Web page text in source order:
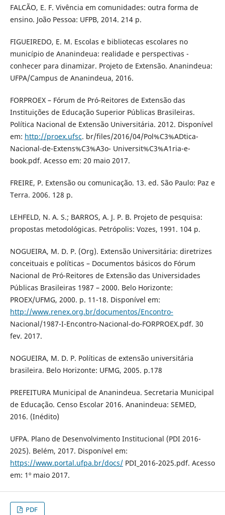
FALCÃO, E. F. Vivência em comunidades: outra forma de
ensino. João Pessoa: UFPB, 2014. 214 p.
FIGUEIREDO, E. M. Escolas e bibliotecas escolares no
município de Ananindeua: realidade e perspectivas -
conhecer para dinamizar. Projeto de Extensão. Ananindeua:
UFPA/Campus de Ananindeua, 2016.
FORPROEX – Fórum de Pró-Reitores de Extensão das
Instituições de Educação Superior Públicas Brasileiras.
Política Nacional de Extensão Universitária. 2012. Disponível
em: http://proex.ufsc. br/files/2016/04/Pol%C3%ADtica-
Nacional-de-Extens%C3%A3o- Universit%C3%A1ria-e-
book.pdf. Acesso em: 20 maio 2017.
FREIRE, P. Extensão ou comunicação. 13. ed. São Paulo: Paz e
Terra. 2006. 128 p.
LEHFELD, N. A. S.; BARROS, A. J. P. B. Projeto de pesquisa:
propostas metodológicas. Petrópolis: Vozes, 1991. 104 p.
NOGUEIRA, M. D. P. (Org). Extensão Universitária: diretrizes
conceituais e políticas – Documentos básicos do Fórum
Nacional de Pró-Reitores de Extensão das Universidades
Públicas Brasileiras 1987 – 2000. Belo Horizonte:
PROEX/UFMG, 2000. p. 11-18. Disponível em:
http://www.renex.org.br/documentos/Encontro-
Nacional/1987-I-Encontro-Nacional-do-FORPROEX.pdf. 30
fev. 2017.
NOGUEIRA, M. D. P. Políticas de extensão universitária
brasileira. Belo Horizonte: UFMG, 2005. p.178
PREFEITURA Municipal de Ananindeua. Secretaria Municipal
de Educação. Censo Escolar 2016. Ananindeua: SEMED,
2016. (Inédito)
UFPA. Plano de Desenvolvimento Institucional (PDI 2016-
2025). Belém, 2017. Disponível em:
https://www.portal.ufpa.br/docs/PDI_2016-2025.pdf. Acesso
em: 1º maio 2017.
PDF